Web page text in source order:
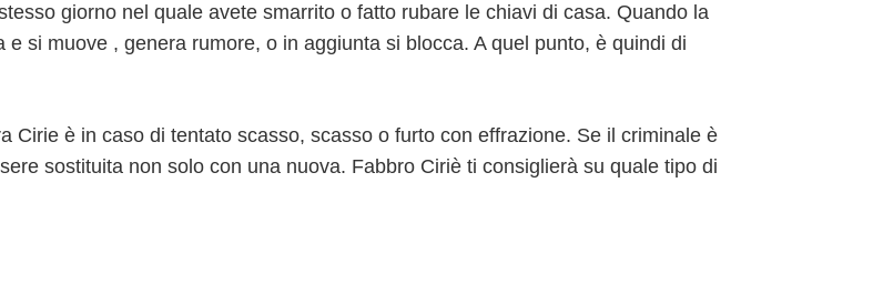
giorno nel quale avete smarrito o fatto rubare le chiavi di casa. Quando la
si muove , genera rumore, o in aggiunta si blocca. A quel punto, è quindi di
Cirie è in caso di tentato scasso, scasso o furto con effrazione. Se il criminale è
sostituita non solo con una nuova. Fabbro Ciriè ti consiglierà su quale tipo di